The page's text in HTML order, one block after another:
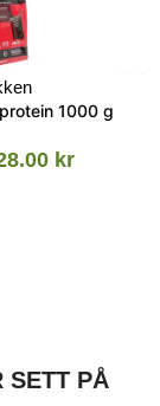
1000 g
kr
SETT PÅ